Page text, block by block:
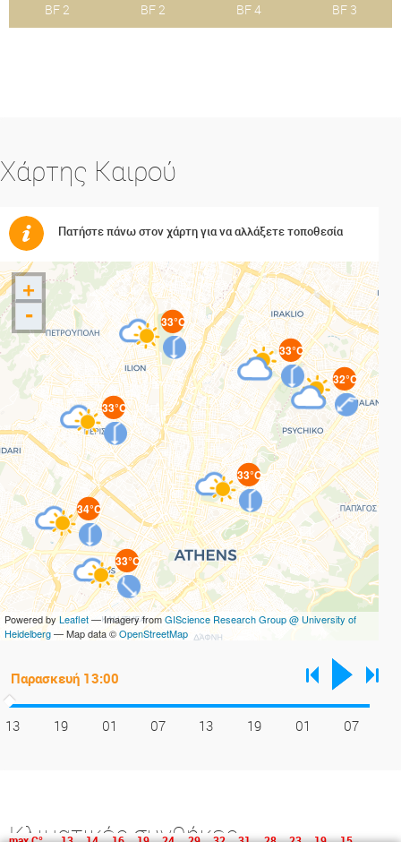
BF 2 BF 2 BF 4 BF 3
Χάρτης Καιρού
Πατήστε πάνω στον χάρτη για να αλλάξετε τοποθεσία
33°C
33°C
33°C
34°C
33°C
33°C
32°C
+
-
Powered byLeaflet— Imagery fromGIScience Research Group @ University of
Heidelberg— Map data ©OpenStreetMap
13 19 01 07 13 19 01 07
Κλιματικές συνθήκες
max C° 13 14 16 19 24 29 32 31 28 23 19 15